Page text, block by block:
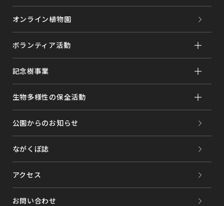
オンライン植物園
ボランティア活動
記念樹事業
生物多様性の保全活動
公園からのお知らせ
ながくぼ誌
アクセス
お問い合わせ